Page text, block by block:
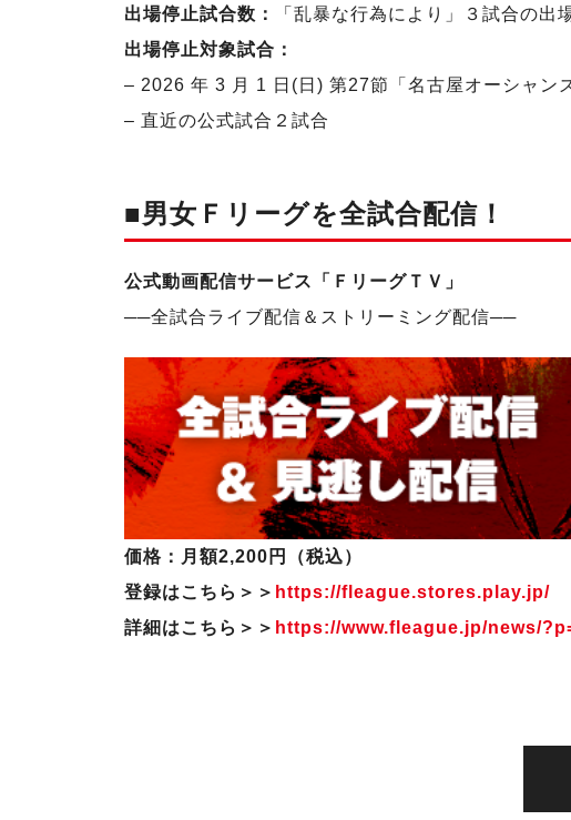
出場停止試合数：
「乱暴な行為により」３試合の出
出場停止対象試合：
– 2026 年 3 月 1 日(日) 第27節「名古屋オーシャン
– 直近の公式試合２試合
■男女Ｆリーグを全試合配信！
公式動画配信サービス「ＦリーグＴＶ」
──全試合ライブ配信＆ストリーミング配信──
価格：月額2,200円（税込）
登録はこちら＞＞ https://fleague.stores.play.jp/
詳細はこちら＞＞ https://www.fleague.jp/news/